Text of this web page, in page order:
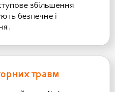
збільшення
безпечне і
травм